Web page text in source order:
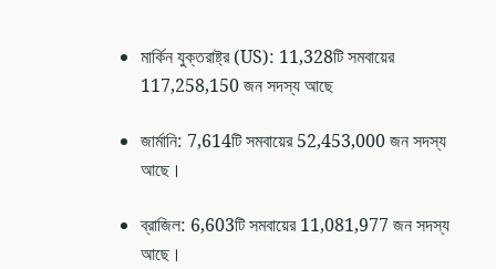
মার্কিন যুক্তরাষ্ট্র (US): 11,328টি সমবায়ের
117,258,150 জন সদস্য আছে
জার্মানি: 7,614টি সমবায়ের 52,453,000 জন সদস্য
আছে।
ব্রাজিল: 6,603টি সমবায়ের 11,081,977 জন সদস্য
আছে।